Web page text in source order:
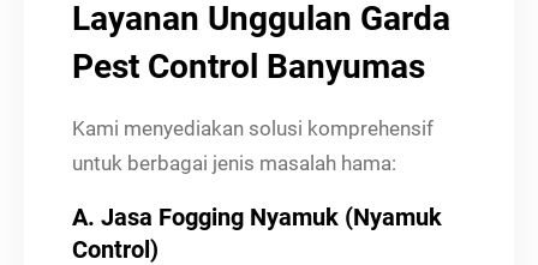
Layanan Unggulan Garda
Pest Control Banyumas
Kami menyediakan solusi komprehensif
untuk berbagai jenis masalah hama:
A. Jasa Fogging Nyamuk (Nyamuk
Control)